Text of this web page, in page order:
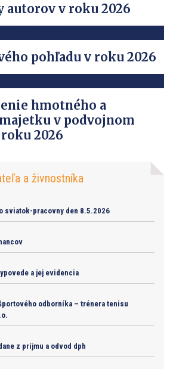
autorov v roku 2026
pohľadu v roku 2026
hmotného a
v podvojnom
2026
a živnostníka
sviatok-pracovny den 8.5.2026
a jej evidencia
odborníka – trénera tenisu
z príjmu a odvod dph